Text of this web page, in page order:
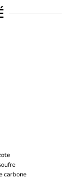
carbone